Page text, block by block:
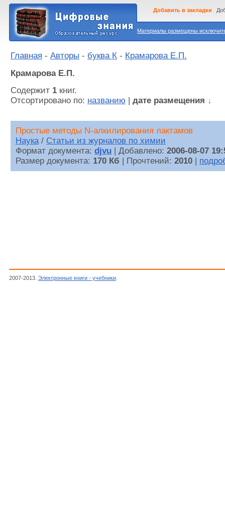
Материалы размещены
Добавить в закладки
Главная - Авторы - буква К - Крамарова Е.П.
Крамарова Е.П.
Содержит 1 книг.
Отсортировано по: названию дате размещения ↓
Простые методы N-алкилирования лактамов
Наука/ Статьи из журналов по химии
Формат документа: djvu | Добавлено: 2006-08-07
Размер документа: 170 Кб | Прочтений: 2010
2007-2013. Электронные книги - учебники